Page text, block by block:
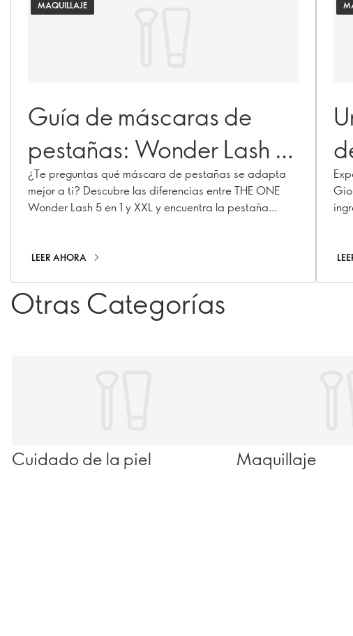
MAQUILLAJE
Guía de máscaras de
pestañas: Wonder Lash 5
en 1 vs XXL: ¿cuál es la
más adecuada para ti?
¿Te preguntas qué máscara de pestañas se adapta
mejor a ti? Descubre las diferencias entre THE ONE
Wonder Lash 5 en 1 y XXL y encuentra la pestaña
LEER AHORA
Otras Categorías
Cuidado de la piel Maquillaje